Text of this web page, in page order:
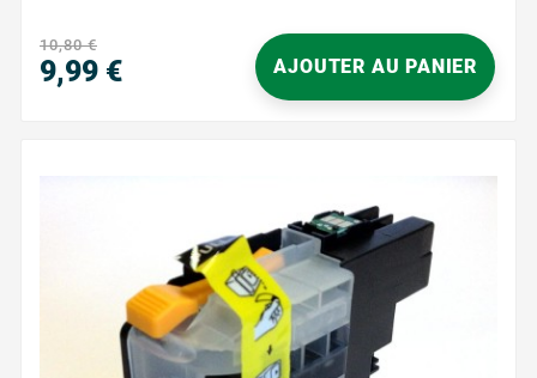
parfait pour ceux qui exigent l'excellence sans
compromettre leur budget. ...
10,80 €
9,99 € AJOUTER AU PANIER